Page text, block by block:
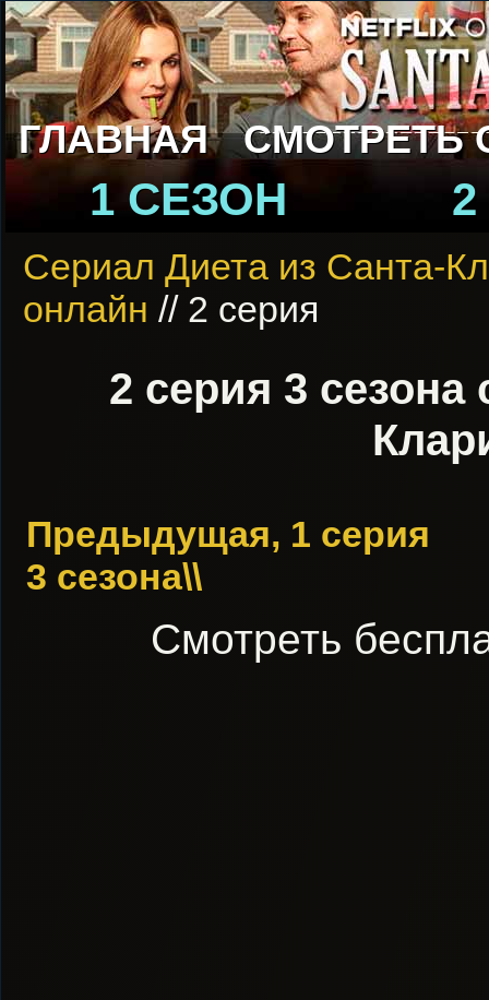
ГЛАВНАЯ СМОТРЕТЬ
1 СЕЗОН
Сериал Диета из Санта-
онлайн // 2 серия
2 серия 3
Предыдущая, 1 серия
3 сезона\\
Смотреть